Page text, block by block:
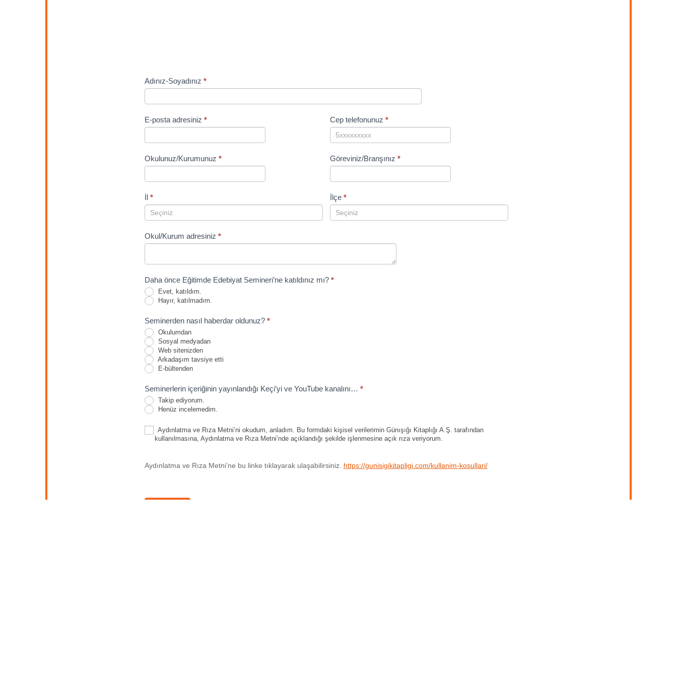
18
ees
kayit
Adınız-Soyadınız *
E-posta adresiniz * Cep telefonunuz*
Okulunuz/Kurumunuz * Göreviniz/Branşınız*
İl * İlçe*
Okul/Kurum adresiniz *
Daha önce Eğitimde Edebiyat Semineri’ne katıldınız mı? *
Evet, katıldım.
Hayır, katılmadım.
Seminerden nasıl haberdar oldunuz? *
Okulumdan
Sosyal medyadan
Web sitenizden
Arkadaşım tavsiye etti
E-bültenden
Seminerlerin içeriğinin yayınlandığı Keçi’yi ve YouTube kanalını… *
Takip ediyorum.
Henüz incelemedim.
Aydınlatma ve Rıza Metni’ni okudum, anladım. Bu formdaki kişisel verilerimin Günışığı Kitaplığı A.Ş. tarafından
kullanılmasına, Aydınlatma ve Rıza Metni’nde açıklandığı şekilde işlenmesine açık rıza veriyorum.
Aydınlatma ve Rıza Metni’ne bu linke tıklayarak ulaşabilirsiniz. https://gunisigikitapligi.com/kullanim-kosullari/